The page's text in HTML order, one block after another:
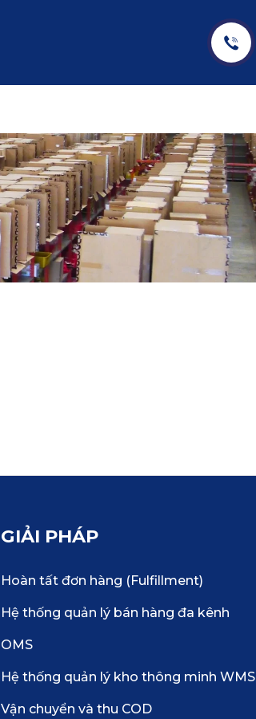
GIẢI PHÁP
Hoàn tất đơn hàng (Fulfillment)
Hệ thống quản lý bán hàng đa kênh
OMS
Hệ thống quản lý kho thông minh WMS
Vận chuyển và thu COD